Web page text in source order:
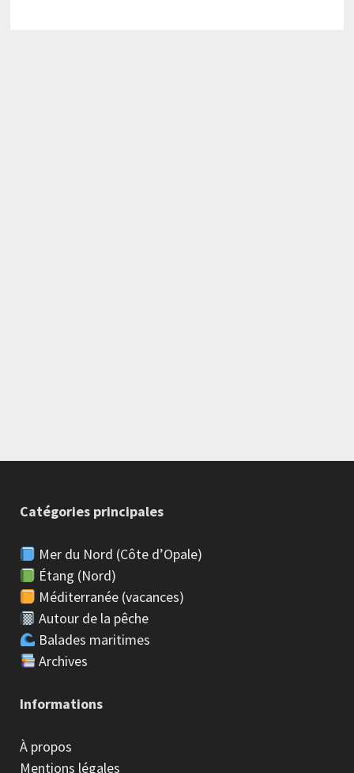
Catégories principales
Mer du Nord (Côte d’Opale)
Étang (Nord)
Méditerranée (vacances)
Autour de la pêche
Balades maritimes
Archives
Informations
À propos
Mentions légales